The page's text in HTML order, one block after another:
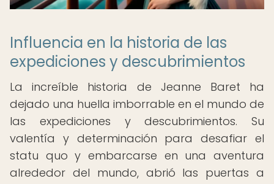
Influencia en la historia de las
expediciones y descubrimientos
La increíble historia de Jeanne Baret ha
dejado una huella imborrable en el mundo de
las expediciones y descubrimientos. Su
valentía y determinación para desafiar el
statu quo y embarcarse en una aventura
alrededor del mundo, abrió las puertas a